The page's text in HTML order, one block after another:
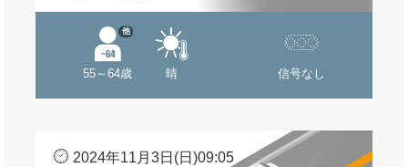
55～64歳
他
晴 信号なし
2024年11月3日(日)09:05